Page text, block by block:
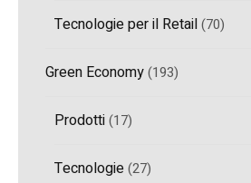
Tecnologie per il Retail(70)
Green Economy(193)
Prodotti(17)
Tecnologie(27)